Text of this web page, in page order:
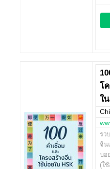
โ
ใ
รว
จีน
บ่อ
(ใ